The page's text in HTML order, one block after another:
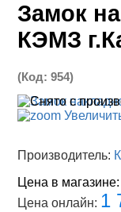
Замок
КЭМЗ
(Код:954)
Производитель:
Цена в магазине:
Цена онлайн: 1